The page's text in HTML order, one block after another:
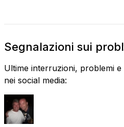
Segnalazioni sui
Ultime interruzioni, problemi
nei social media: